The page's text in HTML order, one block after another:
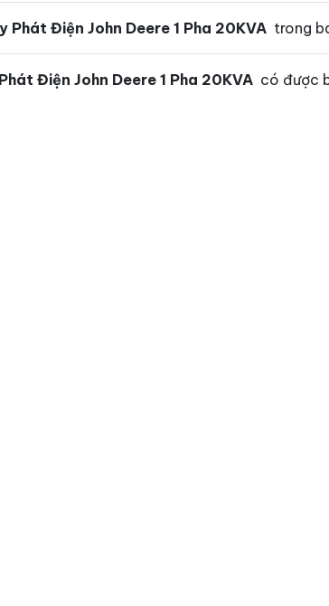
Phát Điện John Deere 1 Pha 20KVA trong
Điện John Deere 1 Pha 20KVA có được